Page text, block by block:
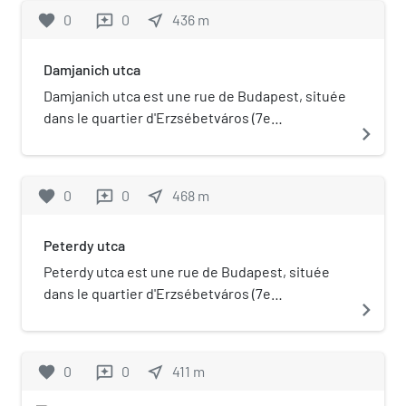
en Transylvanie. Ce site est
: .
favorite 0 reviews 0 near_me 436 m
Damjanich utca
Damjanich utca est une rue de Budapest, située
dans le quartier d'Erzsébetváros (7e
navigate_next
favorite 0 reviews 0 near_me 468 m
Peterdy utca
Peterdy utca est une rue de Budapest, située
dans le quartier d'Erzsébetváros (7e
navigate_next
favorite 0 reviews 0 near_me 411 m